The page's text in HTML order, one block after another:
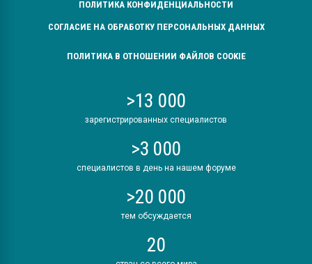
ПОЛИТИКА КОНФИДЕНЦИАЛЬНОСТИ
СОГЛАСИЕ НА ОБРАБОТКУ ПЕРСОНАЛЬНЫХ ДАННЫХ
ПОЛИТИКА В ОТНОШЕНИИ ФАЙЛОВ COOKIE
>13 000
зарегистрированных специалистов
>3 000
специалистов в день на нашем форуме
>20 000
тем обсуждается
20